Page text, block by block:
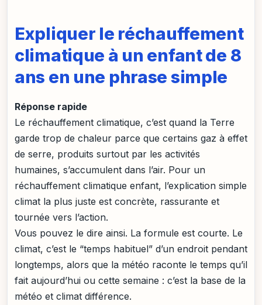
Expliquer le réchauffement
climatique à un enfant de 8
ans en une phrase simple
Réponse rapide
Le réchauffement climatique, c’est quand la Terre
garde trop de chaleur parce que certains gaz à effet
de serre, produits surtout par les activités
humaines, s’accumulent dans l’air. Pour un
réchauffement climatique enfant, l’explication simple
climat la plus juste est concrète, rassurante et
tournée vers l’action.
Vous pouvez le dire ainsi. La formule est courte. Le
climat, c’est le “temps habituel” d’un endroit pendant
longtemps, alors que la météo raconte le temps qu’il
fait aujourd’hui ou cette semaine : c’est la base de la
météo et climat différence.